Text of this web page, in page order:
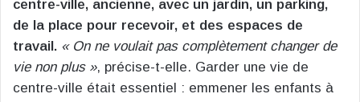
centre-ville, ancienne, avec un jardin, un parking,
de la place pour recevoir, et des espaces de
travail. « On ne voulait pas complètement changer de
vie non plus », précise-t-elle. Garder une vie de
centre-ville était essentiel : emmener les enfants à